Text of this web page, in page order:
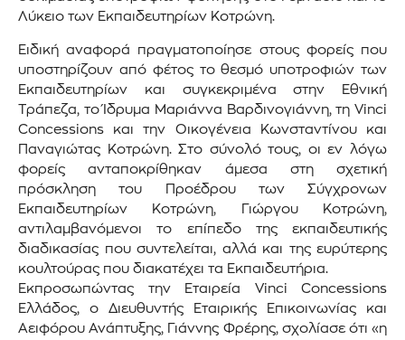
Λύκειο των Εκπαιδευτηρίων Κοτρώνη.
Ειδική αναφορά πραγματοποίησε στους φορείς που
υποστηρίζουν από φέτος το θεσμό υποτροφιών των
Εκπαιδευτηρίων και συγκεκριμένα στην Εθνική
Τράπεζα, το Ίδρυμα Μαριάννα Βαρδινογιάννη, τη Vinci
Concessions και την Οικογένεια Κωνσταντίνου και
Παναγιώτας Κοτρώνη. Στο σύνολό τους, οι εν λόγω
φορείς ανταποκρίθηκαν άμεσα στη σχετική
πρόσκληση του Προέδρου των Σύγχρονων
Εκπαιδευτηρίων Κοτρώνη, Γιώργου Κοτρώνη,
αντιλαμβανόμενοι το επίπεδο της εκπαιδευτικής
διαδικασίας που συντελείται, αλλά και της ευρύτερης
κουλτούρας που διακατέχει τα Εκπαιδευτήρια.
Εκπροσωπώντας την Εταιρεία Vinci Concessions
Ελλάδος, ο Διευθυντής Εταιρικής Επικοινωνίας και
Αειφόρου Ανάπτυξης, Γιάννης Φρέρης, σχολίασε ότι «η